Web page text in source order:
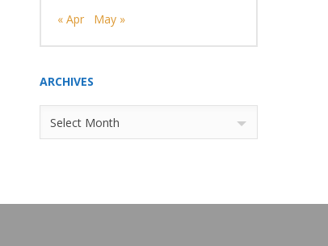
« Apr May »
ARCHIVES
Archives
Select Month